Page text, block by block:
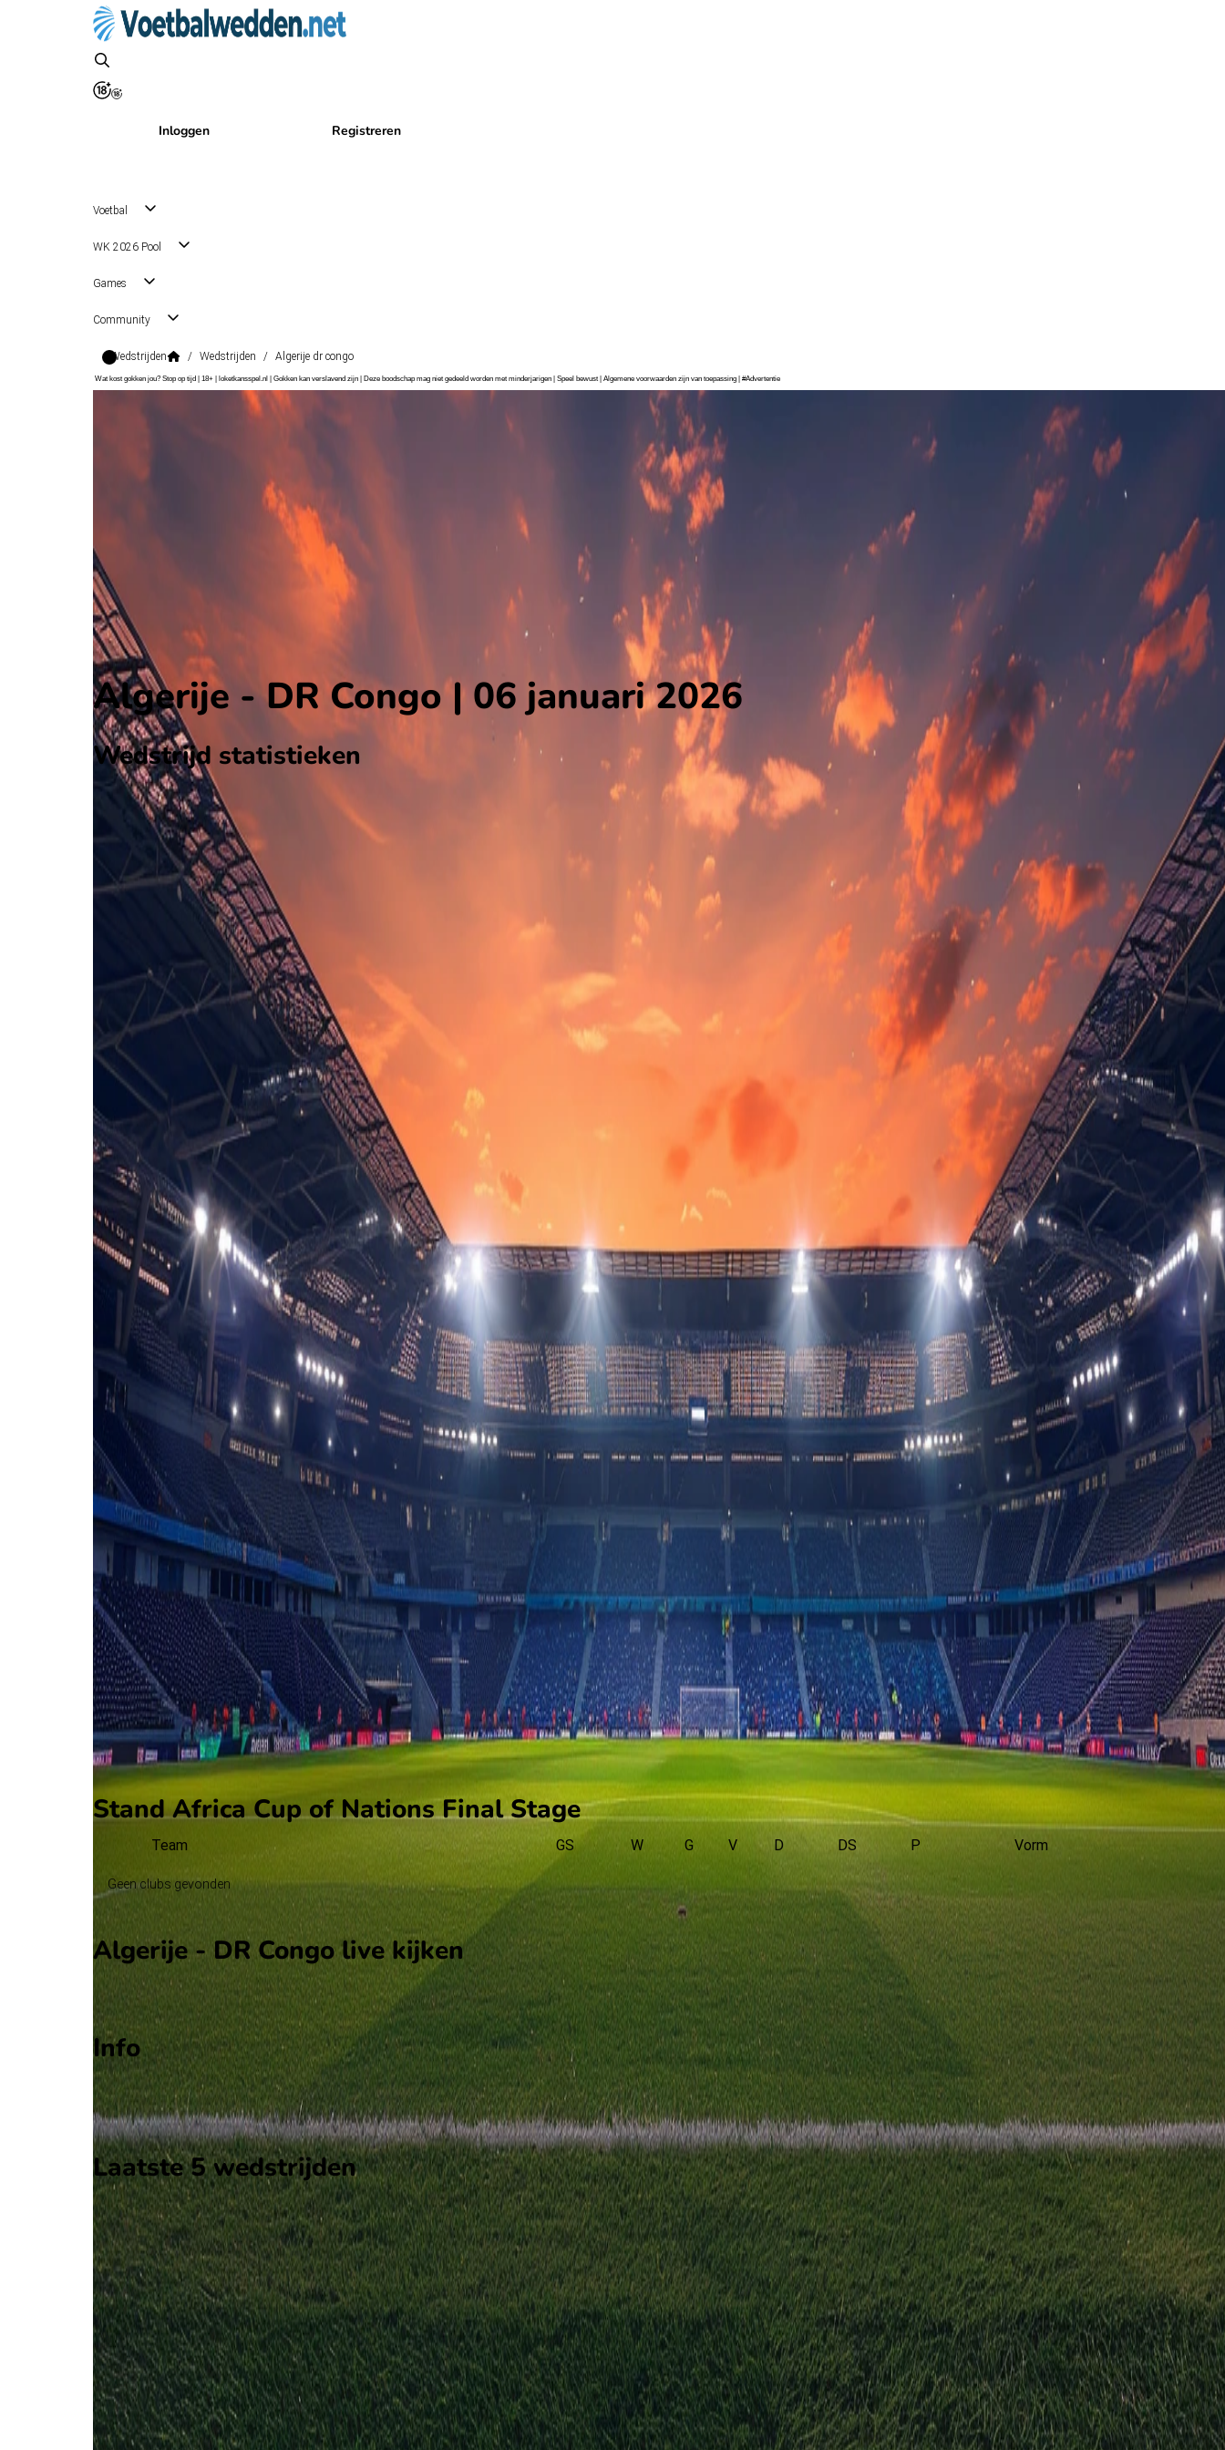
Inloggen Registreren
Voetbal
WK 2026 Pool
Games
Community
Wedstrijden / Wedstrijden / Algerije dr congo
Wat kost gokken jou? Stop op tijd | 18+ | loketkansspel.nl | Gokken kan verslavend zijn | Deze boodschap mag niet gedeeld worden met minderjarigen | Speel bewust | Algemene voorwaarden zijn van toepassing | #Advertentie
Africa Cup of Nations Final Stage
Algerije - DR Congo
Opstellingen
Voorspelling
Voorbeschouwing
Algerije - DR Congo | 06 januari 2026
Wedstrijd statistieken
Verloop
Statistieken
Eindscore (1 - 0)
49'
N. Mbuku(M. Elia)
G. Kakuta
(N. Ayel Mukau)
70'
E. Kayembe
Z. Belaid
(R. Ait Nouri)
70'
A. Hadj Moussa(R. Mahrez)
83'
B. Bounedjah
(I. Maza)
(C. Bakambu)
M. Balikwisha (T. Bongonda)
(1 - 0)
94'
R. Belghali
A. Hadj Moussa
101'
C. Mbemba
105'
E. Kayembe
(S. Moutoussamy)
113'
A. Boulbina (F. Chaibi)
114'
R. Zerrouki(H. Boudaoui)
119'
A. Boulbina
120'
B. Bounedjah
Stand Africa Cup of Nations Final Stage
Team GS W G V D DS P Vorm
Geen clubs gevonden
Algerije - DR Congo live kijken
Ziggo Sport
Info
Op 6 januari 2026 gaat Algerije de strijd aan met DR Congo. De wedstrijd wordt afgetrapt om 16:00 en wordt gespeeld in de Africa Cup of Nations.
Stadion: Moulay Hassan Stadium
Scheidsrechter: M. Maarouf
Laatste 5 wedstrijden
H2H
Algerije
DR Congo
6 jan 2026
Algerije
DR Congo
1 0
10 okt 2019
Algerije
DR Congo
11
Algerije (1)
50%
Gelijk (1)
50%